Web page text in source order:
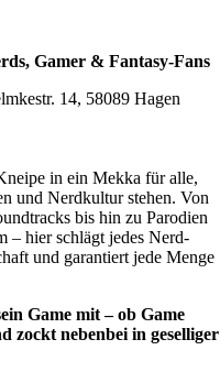
Gamer & Fantasy-Fans
14, 58089 Hagen
in ein Mekka für alle,
und Nerdkultur stehen. Von
bis hin zu Parodien
– hier schlägt jedes Nerd-
und garantiert jede Menge
Game mit – ob Game
zockt nebenbei in geselliger